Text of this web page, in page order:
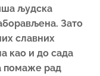
људска
Зато
славних
као и до сада
помаже рад